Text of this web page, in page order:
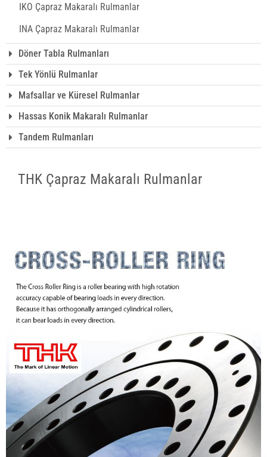
IKO Çapraz Makaralı Rulmanlar
INA Çapraz Makaralı Rulmanlar
Döner Tabla Rulmanları
Tek Yönlü Rulmanlar
Mafsallar ve Küresel Rulmanlar
Hassas Konik Makaralı Rulmanlar
Tandem Rulmanları
THK Çapraz Makaralı Rulmanlar